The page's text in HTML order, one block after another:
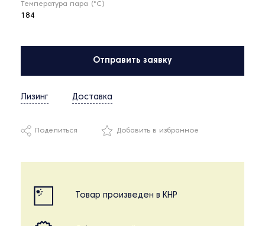
Температура пара (°С)
184
Отправить заявку
Лизинг Доставка
Поделиться Добавить в избранное
Товар произведен в КНР